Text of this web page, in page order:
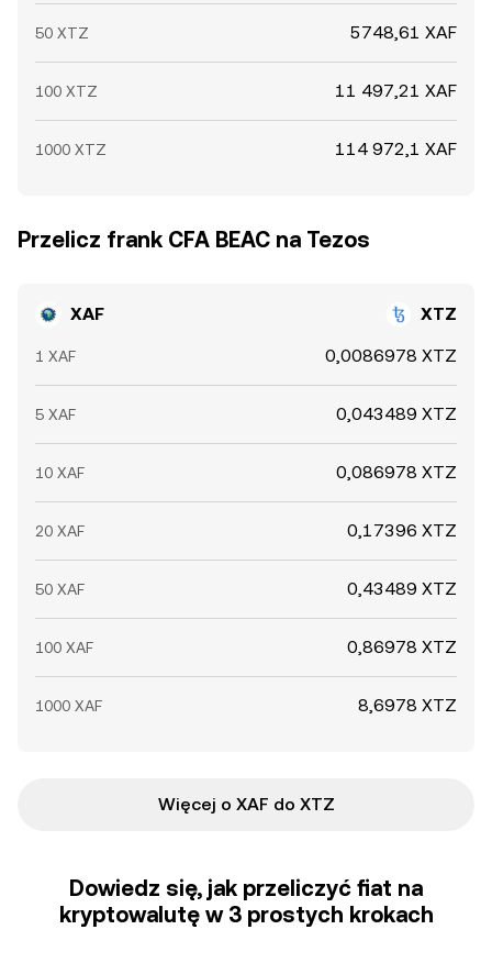
50 XTZ 5748,61 XAF
100 XTZ 11 497,21 XAF
1000 XTZ 114 972,1 XAF
Przelicz frank CFA BEAC na Tezos
XAF XTZ
1 XAF 0,0086978 XTZ
5 XAF 0,043489 XTZ
10 XAF 0,086978 XTZ
20 XAF 0,17396 XTZ
50 XAF 0,43489 XTZ
100 XAF 0,86978 XTZ
1000 XAF 8,6978 XTZ
Więcej o XAF do XTZ
Dowiedz się, jak przeliczyć fiat na
kryptowalutę w 3 prostych krokach